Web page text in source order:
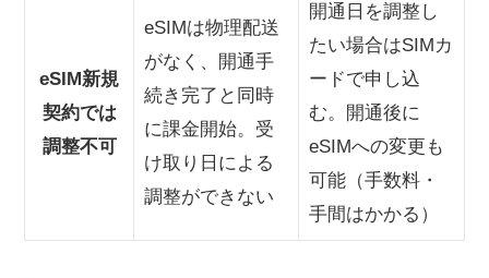
eSIM新規
契約では
調整不可
eSIMは物理配送
がなく、開通手
続き完了と同時
に課金開始。受
け取り日による
調整ができない
開通日を調整し
たい場合はSIMカ
ードで申し込
む。開通後に
eSIMへの変更も
可能（手数料・
手間はかかる）